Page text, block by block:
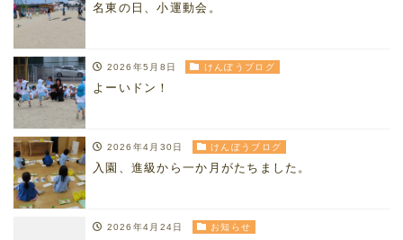
名東の日、小運動会。
2026年5月8日 けんぽうブログ
よーいドン！
2026年4月30日 けんぽうブログ
入園、進級から一か月がたちました。
2026年4月24日 お知らせ